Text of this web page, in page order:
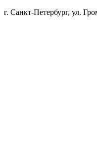
г. Санкт-Петербург, ул.